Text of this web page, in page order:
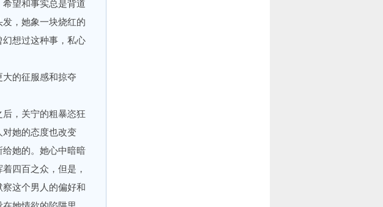
望和事实总是背道
，她象一块烧红的
想过这种事，私心
的征服感和掠夺
，关宁的粗暴恣狂
她的态度也改变
她的。她心中暗暗
四百之众，但是，
这个男人的偏好和